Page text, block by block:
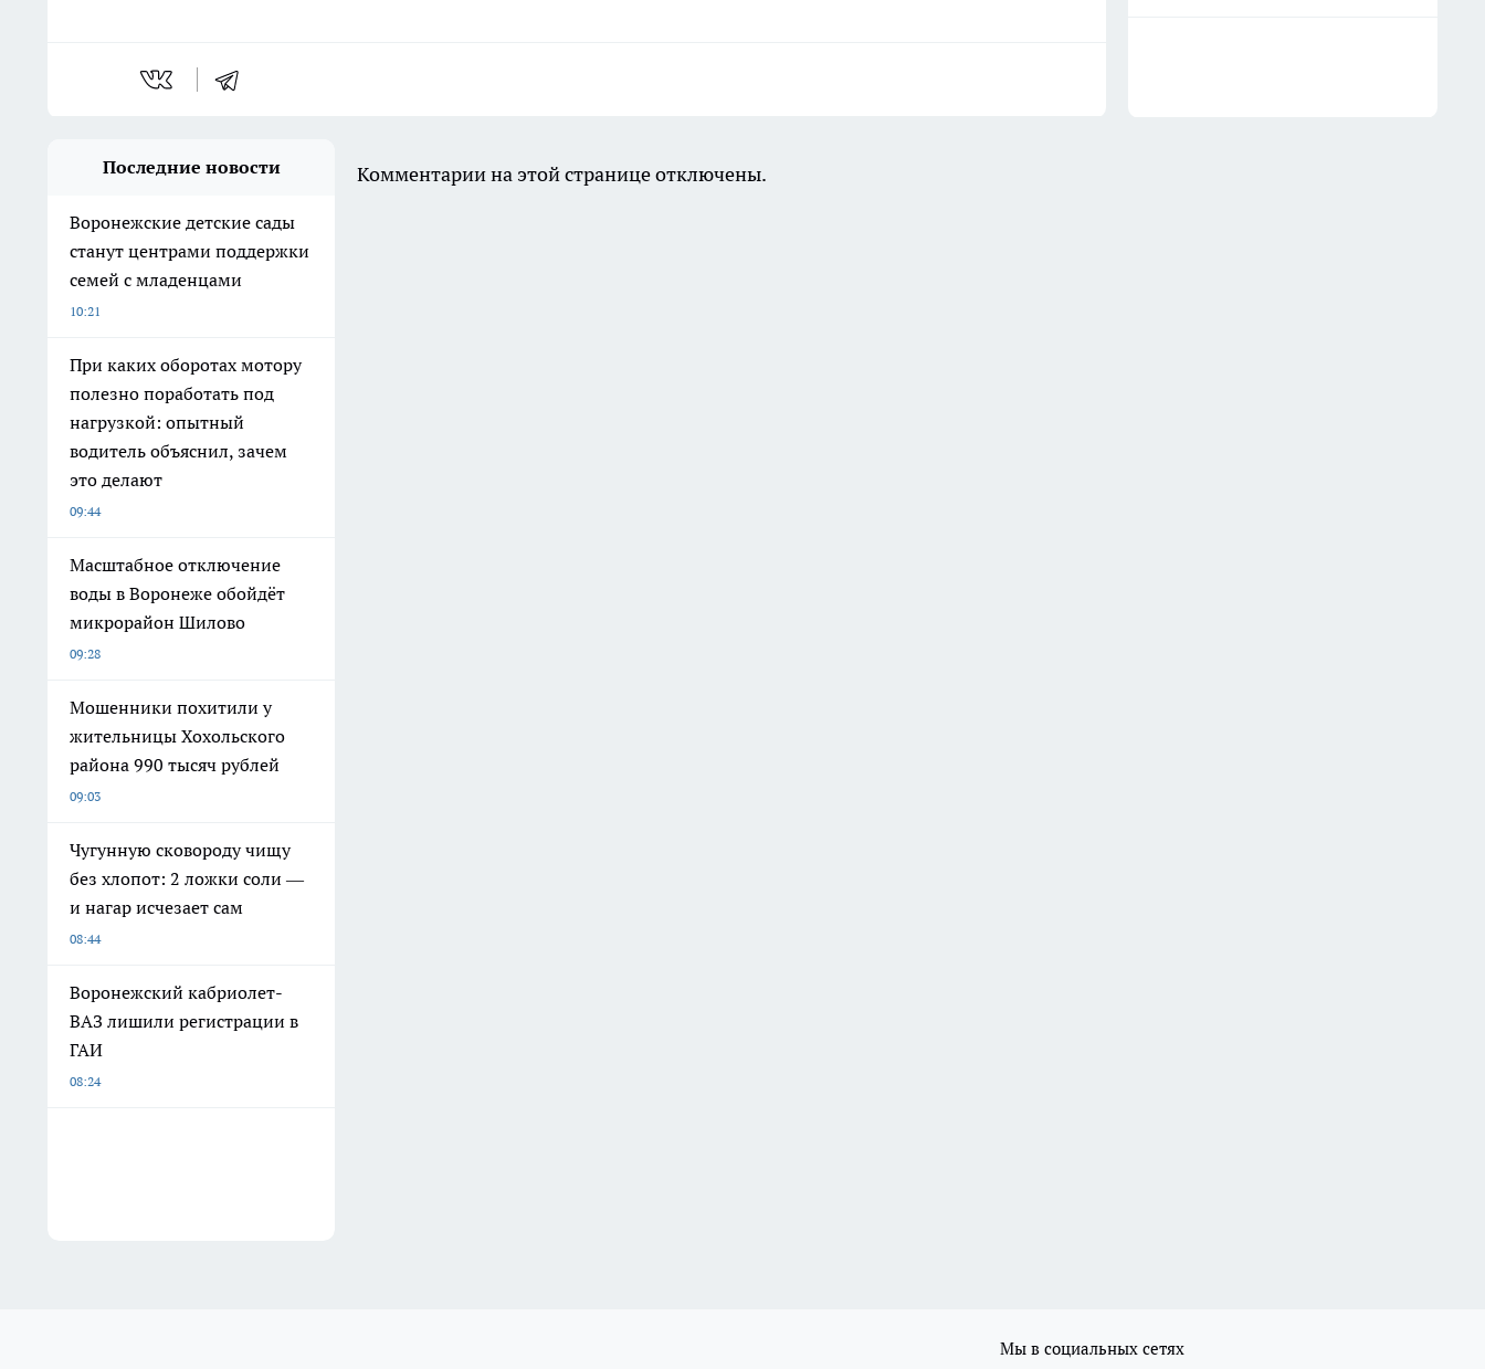
Последние новости
Воронежские детские сады
станут центрами поддержки
семей с младенцами
10:21
При каких оборотах мотору
полезно поработать под
нагрузкой: опытный
водитель объяснил, зачем
это делают
09:44
Масштабное отключение
воды в Воронеже обойдёт
микрорайон Шилово
09:28
Мошенники похитили у
жительницы Хохольского
района 990 тысяч рублей
09:03
Чугунную сковороду чищу
без хлопот: 2 ложки соли —
и нагар исчезает сам
08:44
Воронежский кабриолет-
ВАЗ лишили регистрации в
ГАИ
08:24
Комментарии на этой странице отключены.
Мы в социальных сетях